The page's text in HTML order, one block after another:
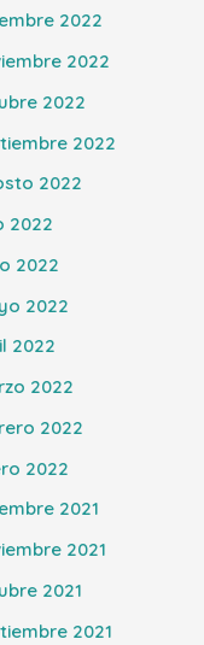
2022
2022
2022
2022
2022
2022
2022
2022
2022
2022
2022
2022
2021
2021
2021
2021